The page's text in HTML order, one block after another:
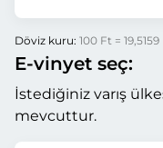
Döviz kuru: 100 Ft =
E-vinyet seç:
İstediğiniz varış
mevcuttur.